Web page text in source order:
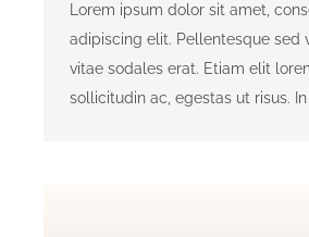
Lorem ipsum dolor sit amet,
adipiscing elit. Pellentesque sed
vitae sodales erat. Etiam elit
sollicitudin ac, egestas ut risus. In